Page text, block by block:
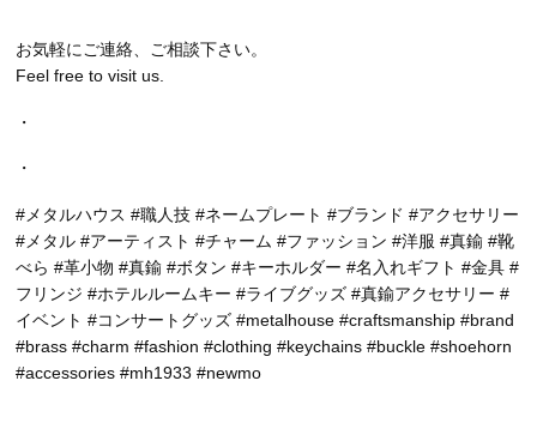
お気軽にご連絡、ご相談下さい。
Feel free to visit us.
・
・
#メタルハウス #職人技 #ネームプレート #ブランド #アクセサリー
#メタル #アーティスト #チャーム #ファッション #洋服 #真鍮 #靴
べら #革小物 #真鍮 #ボタン #キーホルダー #名入れギフト #金具 #
フリンジ #ホテルルームキー #ライブグッズ #真鍮アクセサリー #
イベント #コンサートグッズ #metalhouse #craftsmanship #brand
#brass #charm #fashion #clothing #keychains #buckle #shoehorn
#accessories #mh1933 #newmo